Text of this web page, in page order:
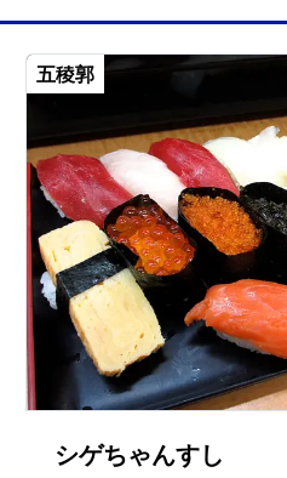
五稜郭
シゲちゃんすし